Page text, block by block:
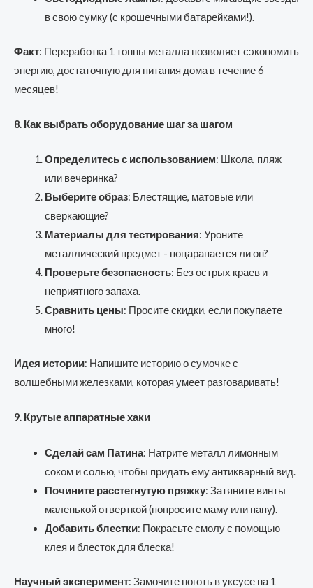
в свою сумку (с крошечными батарейками!).
Факт: Переработка 1 тонны металла позволяет сэкономить
энергию, достаточную для питания дома в течение 6
месяцев!
8. Как выбрать оборудование шаг за шагом
Определитесь с использованием: Школа, пляж
или вечеринка?
Выберите образ: Блестящие, матовые или
сверкающие?
Материалы для тестирования: Уроните
металлический предмет - поцарапается ли он?
Проверьте безопасность: Без острых краев и
неприятного запаха.
Сравнить цены: Просите скидки, если покупаете
много!
Идея истории: Напишите историю о сумочке с
волшебными железками, которая умеет разговаривать!
9. Крутые аппаратные хаки
Сделай сам Патина: Натрите металл лимонным
соком и солью, чтобы придать ему антикварный вид.
Почините расстегнутую пряжку: Затяните винты
маленькой отверткой (попросите маму или папу).
Добавить блестки: Покрасьте смолу с помощью
клея и блесток для блеска!
Научный эксперимент: Замочите ноготь в уксусе на 1